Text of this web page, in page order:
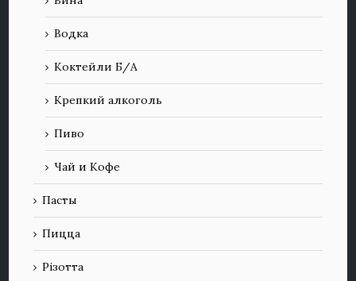
Водка
Коктейли Б/А
Крепкий алкоголь
Пиво
Чай и Кофе
Пасты
Пицца
Різотта